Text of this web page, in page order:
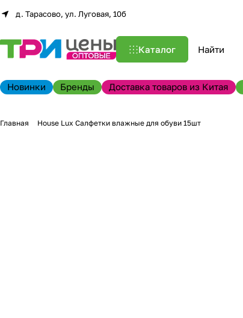
д. Тарасово, ул. Луговая, 10б
Каталог
Новинки Бренды Доставка товаров из Китая
Главная House Lux Салфетки влажные для обуви 15шт